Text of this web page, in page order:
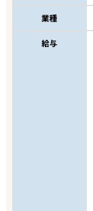
業種
給与